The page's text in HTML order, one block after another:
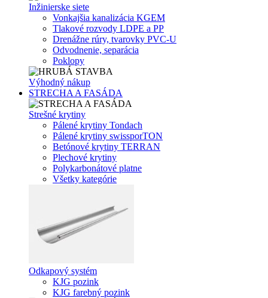
Inžinierske siete
Vonkajšia kanalizácia KGEM
Tlakové rozvody LDPE a PP
Drenážne rúry, tvarovky PVC-U
Odvodnenie, separácia
Poklopy
Výhodný nákup
STRECHA A FASÁDA
Strešné krytiny
Pálené krytiny Tondach
Pálené krytiny swissporTON
Betónové krytiny TERRAN
Plechové krytiny
Polykarbonátové platne
Všetky kategórie
Odkapový systém
KJG pozink
KJG farebný pozink